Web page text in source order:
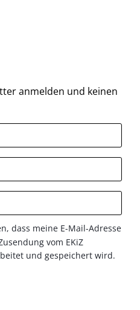
anmelden und keinen
dass meine E-Mail-Adresse
vom EKiZ
und gespeichert wird.